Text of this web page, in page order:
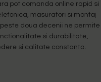
pot comanda online rapid si
masuratori si montaj
doua decenii ne permite
si durabilitate,
si calitate constanta.